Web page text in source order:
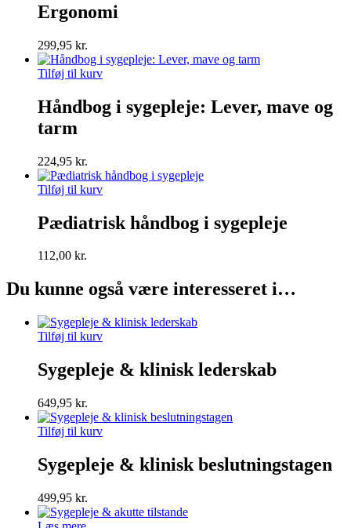
Ergonomi
299,95 kr.
Tilføj til kurv
Håndbog i sygepleje: Lever, mave og
tarm
224,95 kr.
Tilføj til kurv
Pædiatrisk håndbog i sygepleje
112,00 kr.
Du kunne også være interesseret i…
Tilføj til kurv
Sygepleje & klinisk lederskab
649,95 kr.
Tilføj til kurv
Sygepleje & klinisk beslutningstagen
499,95 kr.